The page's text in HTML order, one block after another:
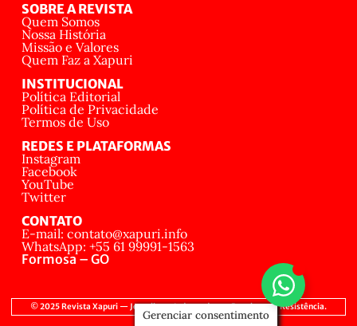
SOBRE A REVISTA
Quem Somos
Nossa História
Missão e Valores
Quem Faz a Xapuri
INSTITUCIONAL
Política Editorial
Política de Privacidade
Termos de Uso
REDES E PLATAFORMAS
Instagram
Facebook
YouTube
Twitter
CONTATO
E-mail: contato@xapuri.info
WhatsApp: +55 61 99991-1563
Formosa – GO
© 2025 Revista Xapuri — Jornalismo Independente, Popular e de Resistência.
Gerenciar consentimento